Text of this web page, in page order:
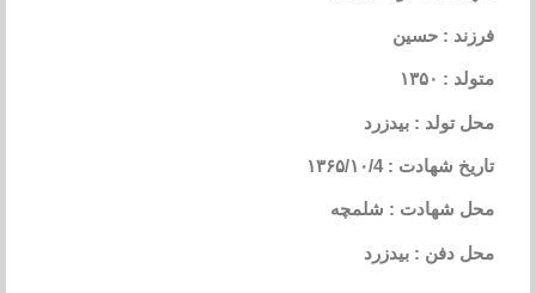
فرزند : حسین
متولد : ۱۳۵۰
محل تولد : بیدزرد
تاریخ شهادت : ۱۳۶۵/۱۰/4
محل شهادت : شلمچه
محل دفن : بیدزرد